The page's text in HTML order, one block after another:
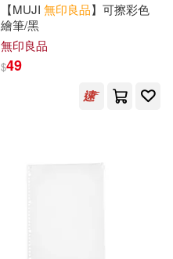
【MUJI 無印良品】可擦彩色
繪筆/黑
無印良品
$49